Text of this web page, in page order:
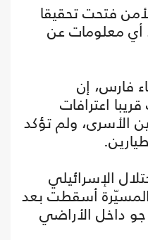
فتحت تحقيقا
أي معلومات عن
فارس، إن
اعترافات
الأسرى، ولم تؤكد
الإسرائيلي
المسيّرة أسقطت بعد
داخل الأراضي